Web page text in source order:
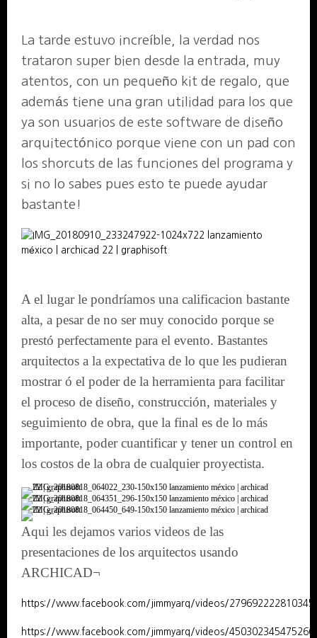
La tarde estuvo increíble, la verdad nos
trataron super bien desde la entrada, muy
atentos, con un pequeño kit de regalo, que
además tiene una gran utilidad para los que
ya son usuarios de este software de diseño
arquitectónico porque viene con un pad con
los shorcuts de las funciones del programa y
si no lo sabes pues esto te puede ayudar
bastante!
A el lugar le pondríamos una calificacion bastante
alta, a pesar de no ser muy conocido porque se
prestó perfectamente para el evento. Bastantes
arquitectos a la expectativa de lo que les pudieran
mostrar ó el poder de la herramienta para facilitar
el proceso de diseño, construcción, materiales y
seguimiento de obra, que la final es de lo más
importante, poder cuantificar y tener un control en
los costos de la obra de cualquier proyectista.
Aqui les dejamos varios videos de las
presentaciones de los arquitectos usando
ARCHICAD¬
https://www.facebook.com/jimmyarq/videos/
https://www.facebook.com/jimmyarq/videos/